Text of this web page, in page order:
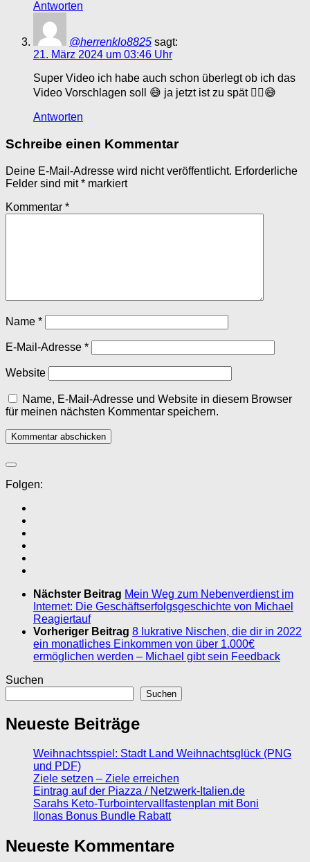
Antworten
@herrenklo8825 sagt:
21. März 2024 um 03:46 Uhr
Super Video ich habe auch schon überlegt ob ich das
Video Vorschlagen soll 😅 ja jetzt ist zu spät ✌🏻😅
Antworten
Schreibe einen Kommentar
Deine E-Mail-Adresse wird nicht veröffentlicht. Erforderliche
Felder sind mit* markiert
Kommentar *
Name *
E-Mail-Adresse *
Website
Name, E-Mail-Adresse und Website in diesem Browser
für meinen nächsten Kommentar speichern.
Folgen:
Nächster Beitrag Mein Weg zum Nebenverdienst im
Internet: Die Geschäftserfolgsgeschichte von Michael
Reagiertauf
Vorheriger Beitrag 8 lukrative Nischen, die dir in 2022
ein monatliches Einkommen von über 1.000€
ermöglichen werden – Michael gibt sein Feedback
Suchen
Suchen
Neueste Beiträge
Weihnachtsspiel: Stadt Land Weihnachtsglück (PNG
und PDF)
Ziele setzen – Ziele erreichen
Eintrag auf der Piazza / Netzwerk-Italien.de
Sarahs Keto-Turbointervallfastenplan mit Boni
Ilonas Bonus Bundle Rabatt
Neueste Kommentare